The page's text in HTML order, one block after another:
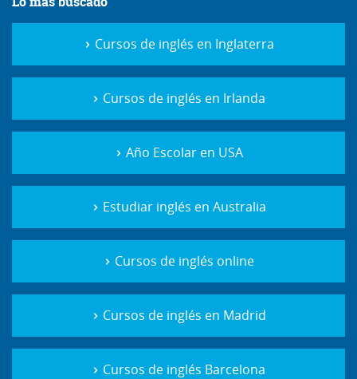
Cursos de inglés en Inglaterra
Cursos de inglés en Irlanda
Año Escolar en USA
Estudiar inglés en Australia
Cursos de inglés online
Cursos de inglés en Madrid
Cursos de inglés Barcelona